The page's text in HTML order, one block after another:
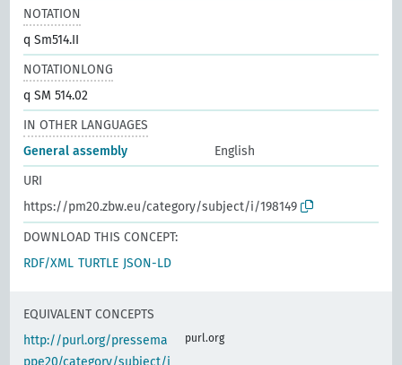
NOTATION
q Sm514.II
NOTATIONLONG
q SM 514.02
IN OTHER LANGUAGES
General assembly
English
URI
https://pm20.zbw.eu/category/subject/i/198149
DOWNLOAD THIS CONCEPT:
RDF/XML TURTLE JSON-LD
EQUIVALENT CONCEPTS
http://purl.org/pressema
ppe20/category/subject/i
purl.org